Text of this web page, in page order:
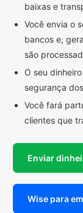
baixas e
Você envia o
bancos e,
são
O seu
segurança
Você fará
clientes que
Enviar
Wise para